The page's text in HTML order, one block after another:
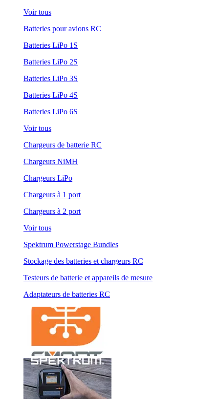
Voir tous
Batteries pour avions RC
Batteries LiPo 1S
Batteries LiPo 2S
Batteries LiPo 3S
Batteries LiPo 4S
Batteries LiPo 6S
Voir tous
Chargeurs de batterie RC
Chargeurs NiMH
Chargeurs LiPo
Chargeurs à 1 port
Chargeurs à 2 port
Voir tous
Spektrum Powerstage Bundles
Stockage des batteries et chargeurs RC
Testeurs de batterie et appareils de mesure
Adaptateurs de batteries RC